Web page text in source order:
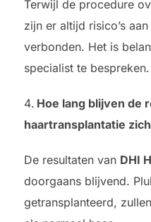
Terwijl de procedure
zijn er altijd risico’s
verbonden. Het is
specialist te bespreken.
Hoe lang blijven de
haartransplantatie
De resultaten van DHI
doorgaans blijvend.
getransplanteerd,